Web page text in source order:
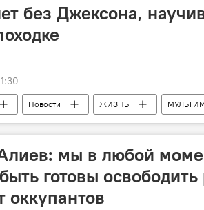
без Джексона,
Новости ЖИЗНЬ
мы в любой
готовы
оккупантов